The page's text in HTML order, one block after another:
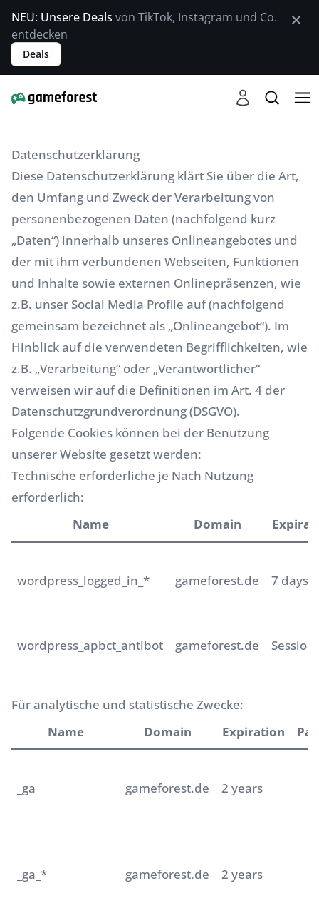
NEU: Unsere Deals von TikTok, Instagram und Co.
entdecken
Deals
Datenschutzerklärung
Diese Datenschutzerklärung klärt Sie über die Art,
den Umfang und Zweck der Verarbeitung von
personenbezogenen Daten (nachfolgend kurz
„Daten“) innerhalb unseres Onlineangebotes und
der mit ihm verbundenen Webseiten, Funktionen
und Inhalte sowie externen Onlinepräsenzen, wie
z.B. unser Social Media Profile auf (nachfolgend
gemeinsam bezeichnet als „Onlineangebot“). Im
Hinblick auf die verwendeten Begrifflichkeiten, wie
z.B. „Verarbeitung“ oder „Verantwortlicher“
verweisen wir auf die Definitionen im Art. 4 der
Datenschutzgrundverordnung (DSGVO).
Folgende Cookies können bei der Benutzung
unserer Website gesetzt werden:
Technische erforderliche je Nach Nutzung
erforderlich:
Name
Domain
wordpress_logged_in_* gameforest.de 7 days
wordpress_apbct_antibot gameforest.de Session
Für analytische und statistische Zwecke:
Name
Domain Expiration
_ga gameforest.de 2 years
_ga_* gameforest.de 2 years